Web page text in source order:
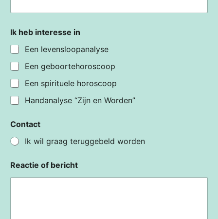
Ik heb interesse in
Een levensloopanalyse
Een geboortehoroscoop
Een spirituele horoscoop
Handanalyse “Zijn en Worden”
Contact
Ik wil graag teruggebeld worden
Reactie of bericht